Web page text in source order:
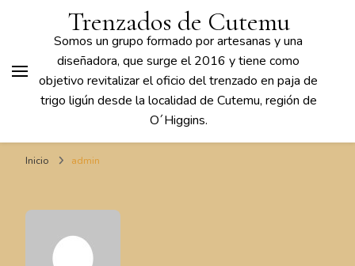
Trenzados de Cutemu
Somos un grupo formado por artesanas y una
diseñadora, que surge el 2016 y tiene como
objetivo revitalizar el oficio del trenzado en paja de
trigo ligún desde la localidad de Cutemu, región de
O´Higgins.
Inicio admin